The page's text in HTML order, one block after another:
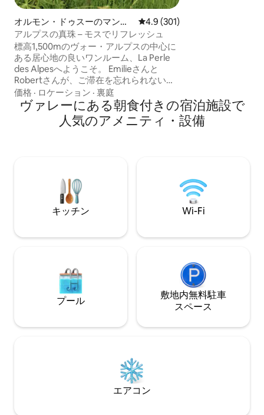
オルモン・ドゥスーのマンシ
ョン・アパート
レビュー301件、5つ星中4.9つ
4.9 (301)
アルプスの真珠 – モスでリフレッシュ
標高1,500mのヴォー・アルプスの中心に
ある居心地の良いワンルーム、La Perle
des Alpesへようこそ。 Emilieさんと
Robertさんが、ご滞在を忘れられないも
のにするお手伝いをいたします。ご要望
に応じて、自家製の朝食、地元のおすす
め情報、ユニークな体験をご提供しま
す。 2名様に最適で、4名家族または2組
トランがあります。 ヴォーのアルプスを
本当に体験してください。
価格 · ロケーション · 裏庭
ヴァレーにある朝食付きの宿泊施設で
人気のアメニティ・設備
キッチン Wi-Fi
プール
敷地内無料駐⁠車
ス⁠ペ⁠ー⁠ス
エアコン